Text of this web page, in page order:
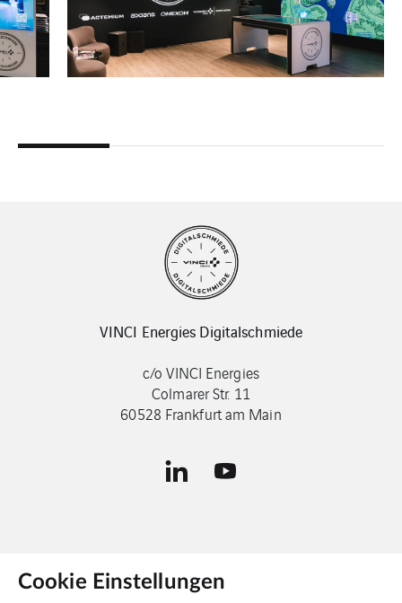
VINCI Energies Digitalschmiede
c/o VINCI Energies
Colmarer Str. 11
60528 Frankfurt am Main
Kontakt
Cookie Einstellungen